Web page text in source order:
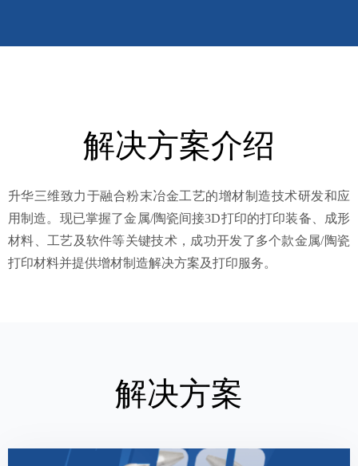
解决方案介绍
升华三维致力于融合粉末冶金工艺的增材制造技术研发和应
用制造。现已掌握了金属/陶瓷间接3D打印的打印装备、成形
材料、工艺及软件等关键技术，成功开发了多个款金属/陶瓷
打印材料并提供增材制造解决方案及打印服务。
解决方案